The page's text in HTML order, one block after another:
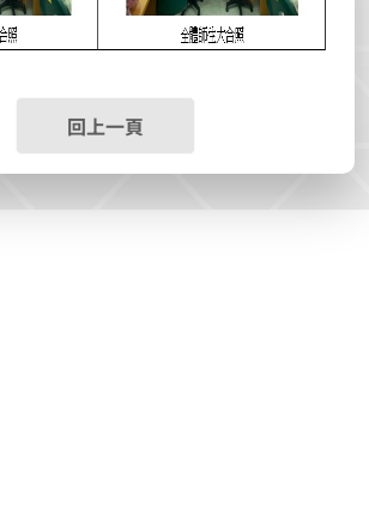
回上一頁